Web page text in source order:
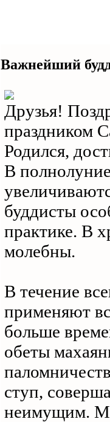
Важнейший
Друзья!
праздником
Родился,
В
буддисты
практике. В
молебны.
В течение
применяют
больше
обеты
ступ,
неимущим.